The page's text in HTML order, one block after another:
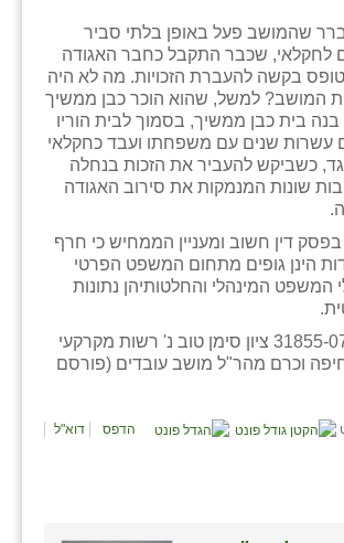
שהמושב פעל באופן בלתי סביר
לחקלאי, שכבר התקבל כחבר האגודה
בקשה להעברת הזכויות. מה לא היה
המושב? למשל, שהוא הוכר כבן ממשיך
בנה בית כבן ממשיך, בסמוך לבית הוריו
עשרות שנים עם משפחתו ועבד כחקלאי
כשביקש להעביר את הזכות בנחלה
שונות המנמקות את סירוב האגודה
דין חשוב ומעניין הממחיש כי חרף
הינן גופים מתחום המשפט הפרטי
המשפט המינהלי והחלטותיהן נתונות
*ת"א (חי') 31855-07-15 ציון סימן טוב נ' רשות מקרקעי
וכרם מהר"ל מושב עובדים (פורסם
הדפס דוא"ל